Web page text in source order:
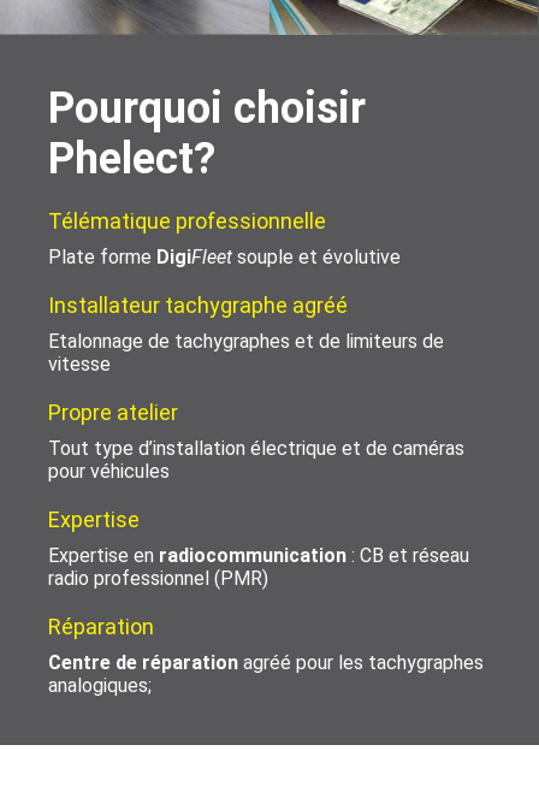
Pourquoi choisir
Phelect?
Télématique professionnelle
Plate forme DigiFleet souple et évolutive
Installateur tachygraphe agréé
Etalonnage de tachygraphes et de limiteurs de
vitesse
Propre atelier
Tout type d’installation électrique et de caméras
pour véhicules
Expertise
Expertise en radiocommunication : CB et réseau
radio professionnel (PMR)
Réparation
Centre de réparation agréé pour les tachygraphes
analogiques;